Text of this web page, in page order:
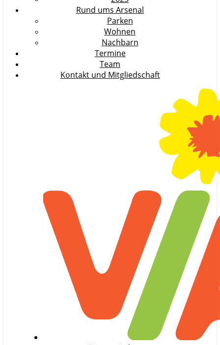
Rund ums Arsenal
Parken
Wohnen
Nachbarn
Termine
Team
Kontakt und Mitgliedschaft